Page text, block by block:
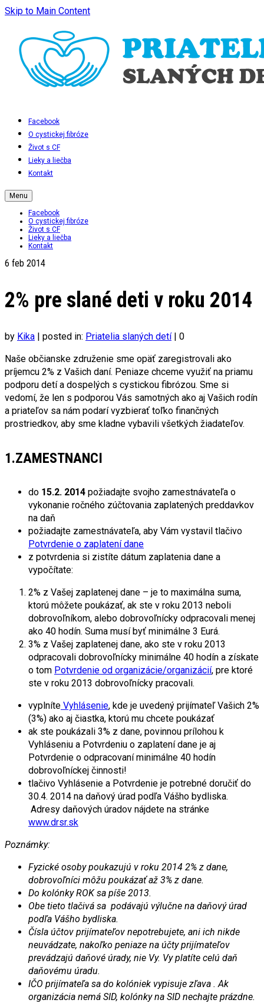
Skip to Main Content
Facebook
O cystickej fibróze
Život s CF
Lieky a liečba
Kontakt
Menu
Facebook
O cystickej fibróze
Život s CF
Lieky a liečba
Kontakt
6 feb 2014
2% pre slané deti v roku 2014
by Kika | posted in: Priatelia slaných detí | 0
Naše občianske združenie sme opäť zaregistrovali ako
príjemcu 2% z Vašich daní. Peniaze chceme využiť na priamu
podporu detí a dospelých s cystickou fibrózou. Sme si
vedomí, že len s podporou Vás samotných ako aj Vašich rodín
a priateľov sa nám podarí vyzbierať toľko finančných
prostriedkov, aby sme kladne vybavili všetkých žiadateľov.
1.ZAMESTNANCI
do 15.2. 2014 požiadajte svojho zamestnávateľa o
vykonanie ročného zúčtovania zaplatených preddavkov
na daň
požiadajte zamestnávateľa, aby Vám vystavil tlačivo
Potvrdenie o zaplatení dane
z potvrdenia si zistíte dátum zaplatenia dane a
vypočítate:
2% z Vašej zaplatenej dane – je to maximálna suma,
ktorú môžete poukázať, ak ste v roku 2013 neboli
dobrovoľníkom, alebo dobrovoľnícky odpracovali menej
ako 40 hodín. Suma musí byť minimálne 3 Eurá.
3% z Vašej zaplatenej dane, ako ste v roku 2013
odpracovali dobrovoľnícky minimálne 40 hodín a získate
o tom Potvrdenie od organizácie/organizácií, pre ktoré
ste v roku 2013 dobrovoľnícky pracovali.
vyplníte Vyhlásenie, kde je uvedený prijímateľ Vašich 2%
(3%) ako aj čiastka, ktorú mu chcete poukázať
ak ste poukázali 3% z dane, povinnou prílohou k
Vyhláseniu a Potvrdeniu o zaplatení dane je aj
Potvrdenie o odpracovaní minimálne 40 hodín
dobrovoľníckej činnosti!
tlačivo Vyhlásenie a Potvrdenie je potrebné doručiť do
30.4. 2014 na daňový úrad podľa Vášho bydliska.
Adresy daňových úradov nájdete na stránke
www.drsr.sk
Poznámky:
Fyzické osoby poukazujú v roku 2014 2% z dane,
dobrovoľníci môžu poukázať až 3% z dane.
Do kolónky ROK sa píše 2013.
Obe tieto tlačivá sa podávajú výlučne na daňový úrad
podľa Vášho bydliska.
Čísla účtov prijímateľov nepotrebujete, ani ich nikde
neuvádzate, nakoľko peniaze na účty prijímateľov
prevádzajú daňové úrady, nie Vy. Vy platíte celú daň
daňovému úradu.
IČO prijímateľa sa do kolóniek vypisuje zľava . Ak
organizácia nemá SID, kolónky na SID nechajte prázdne.